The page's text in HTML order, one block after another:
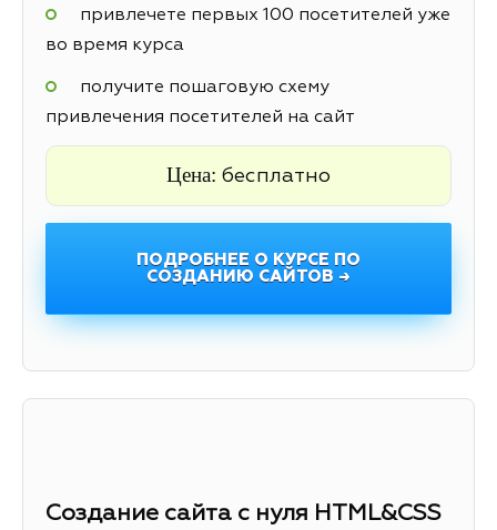
привлечете первых 100 посетителей уже
во время курса
получите пошаговую схему
привлечения посетителей на сайт
Цена: бесплатно
ПОДРОБНЕЕ О КУРСЕ ПО
СОЗДАНИЮ САЙТОВ →
Создание сайта с нуля HTML&CSS